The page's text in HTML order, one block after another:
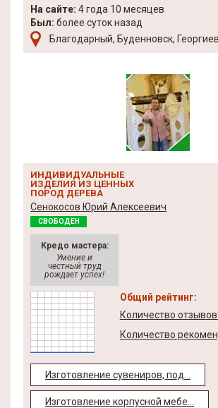
На сайте: 4 года 10 месяцев
Был: более суток назад
Благодарный, Буденновск,
ИНДИВИДУАЛЬНЫЕ
ИЗДЕЛИЯ ИЗ ЦЕННЫХ
ПОРОД ДЕРЕВА
Сенокосов Юрий Алексеевич
СВОБОДЕН
Кредо мастера:
Умение и
честный труд
рождает успех!
Общий рейтинг:
Количество отзывов:
Количество
Изготовление сувениров, под...
Изготовление корпусной мебе...